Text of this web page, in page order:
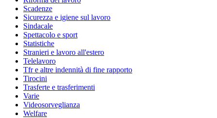
Scadenze
Sicurezza e igiene sul lavoro
Sindacale
Spettacolo e sport
Statistiche
Stranieri e lavoro all'estero
Telelavoro
Tfr e altre indennità di fine rapporto
Tirocini
Trasferte e trasferimenti
Varie
Videosorveglianza
Welfare